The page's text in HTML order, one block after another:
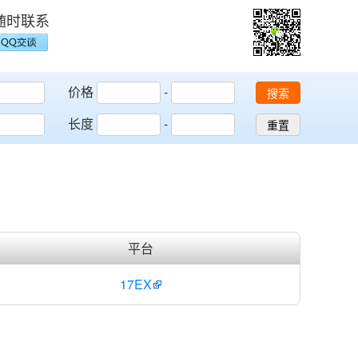
时联系
价格
-
长度
-
搜索
重置
平台
17EX